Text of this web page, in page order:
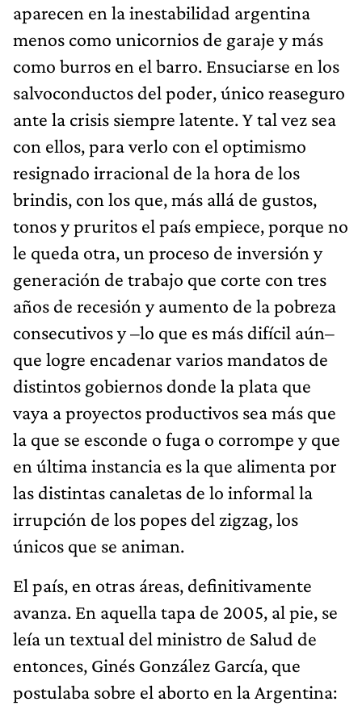
aparecen en la inestabilidad argentina
menos como unicornios de garaje y más
como burros en el barro. Ensuciarse en los
salvoconductos del poder, único reaseguro
ante la crisis siempre latente. Y tal vez sea
con ellos, para verlo con el optimismo
resignado irracional de la hora de los
brindis, con los que, más allá de gustos,
tonos y pruritos el país empiece, porque no
le queda otra, un proceso de inversión y
generación de trabajo que corte con tres
años de recesión y aumento de la pobreza
consecutivos y –lo que es más difícil aún–
que logre encadenar varios mandatos de
distintos gobiernos donde la plata que
vaya a proyectos productivos sea más que
la que se esconde o fuga o corrompe y que
en última instancia es la que alimenta por
las distintas canaletas de lo informal la
irrupción de los popes del zigzag, los
únicos que se animan.
El país, en otras áreas, definitivamente
avanza. En aquella tapa de 2005, al pie, se
leía un textual del ministro de Salud de
entonces, Ginés González García, que
postulaba sobre el aborto en la Argentina: